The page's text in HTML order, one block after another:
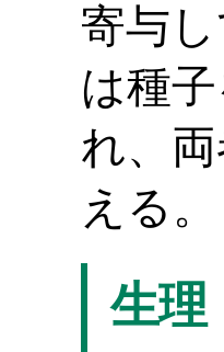
寄与
は種
れ、
える。
生理